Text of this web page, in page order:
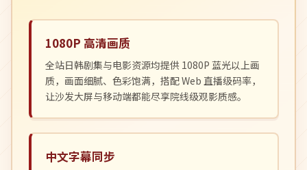
1080P 高清画质
全站日韩剧集与电影资源均提供 1080P 蓝光以上画
质，画面细腻、色彩饱满，搭配 Web 直播级码率，
让沙发大屏与移动端都能尽享院线级观影质感。
中文字幕同步